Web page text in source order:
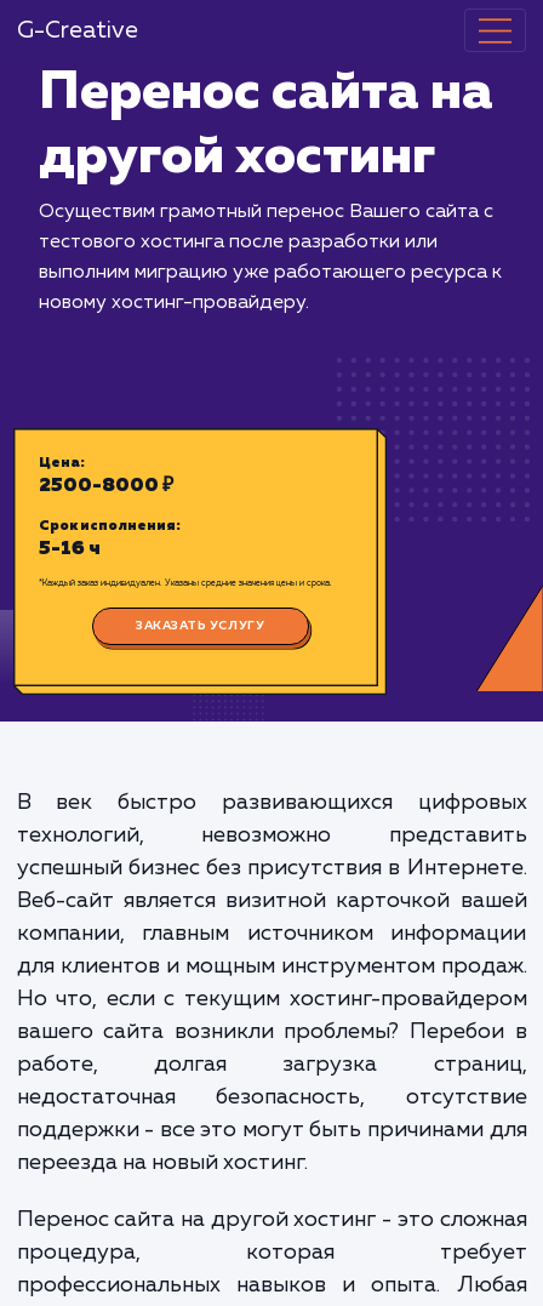
G-Creative
Перенос
другой
Осуществим грамотный перенос
Цена:
*Каждый заказ индивидуален. Указаны средние значения цены и срока.
ЗАКАЗАТЬ УСЛУГУ
В век быстро развивающихся
технологий, невозможно
успешный бизнес без присутствия в
Веб-сайт является визитной карточкой
компании, главным источником
для клиентов и мощным инструментом
Но что, если с текущим хостинг-
вашего сайта возникли проблемы?
недостаточная безопасность,
поддержки - все это могут быть причинами
переезда на новый хостинг.